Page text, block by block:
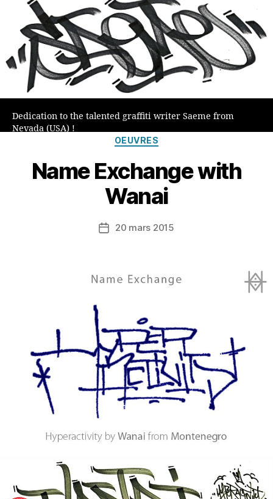
Dedication to the talented graffiti writer Saeme from
Nevada (USA) !
Catégories
OEUVRES
Name Exchange with
Wanai
Date20 mars 2015